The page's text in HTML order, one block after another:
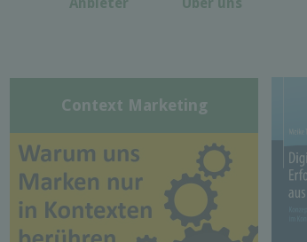
Context Marketing